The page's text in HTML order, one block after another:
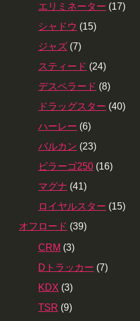
エリミネーター (17)
シャドウ (15)
ジャズ (7)
スティード (24)
デスペラード (8)
ドラッグスター (40)
ハーレー (6)
バルカン (23)
ビラーゴ250 (16)
マグナ (41)
ロイヤルスター (15)
オフロード (39)
CRM (3)
Dトラッカー (7)
KDX (3)
TSR (9)